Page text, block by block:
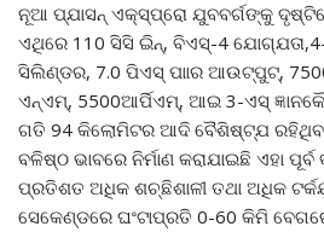
ନୂଆ ପ୍ଯାସନ୍ ଏକ୍ସ୍ପ୍ରୋ ଯୁବବର୍ଗଙ୍କୁ
ଏଥିରେ 110 ସିସି ଇିନ୍, ବିଏସ୍-4
ସିଲିଣ୍ଡର, 7.0 ପିଏସ୍ ପାାର ଆଉଟ୍ପୁଟ୍, 7500
ଏନ୍ଏମ୍, 5500ଆର୍ପିଏମ୍, ଆଇ 3-ଏସ୍
ଗତି 94 କିଲୋମିଟର ଆଦି ବୈଶିଷ୍ଟ୍ଯ
ବଳିଷ୍ଠ ଭାବରେ ନିର୍ମାଣ କରାଯାଇଛି ଏହା
ପ୍ରତିଶତ ଅଧିକ ଶଚ୍ଛିଶାଳୀ ତଥା ଅଧିକ
ସେକେଣ୍ଡରେ ଘଂଟାପ୍ରତି 0-60 କିମି